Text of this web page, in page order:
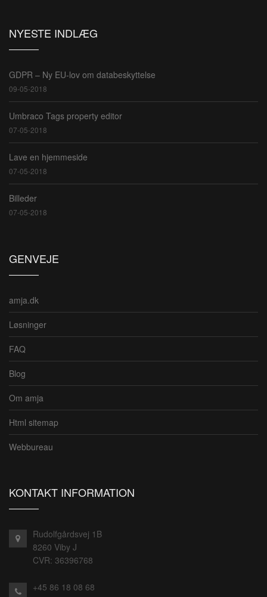
NYESTE INDLÆG
GDPR – Ny EU-lov om databeskyttelse
09-05-2018
Umbraco Tags property editor
07-05-2018
Lave en hjemmeside
07-05-2018
Billeder
07-05-2018
GENVEJE
amja.dk
Løsninger
FAQ
Blog
Om amja
Html sitemap
Webbureau
KONTAKT INFORMATION
Rudolfgårdsvej 1B
8260 Viby J
CVR: 36396768
+45 86 18 08 68